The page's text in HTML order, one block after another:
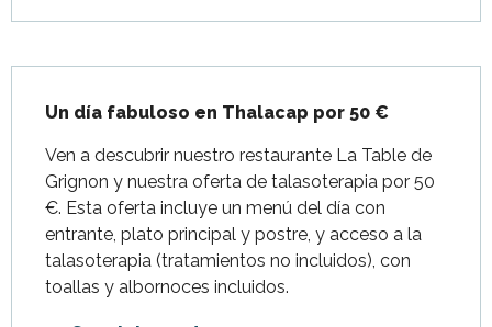
Un día fabuloso en Thalacap por 50 €
Ven a descubrir nuestro restaurante La Table de
Grignon y nuestra oferta de talasoterapia por 50
€. Esta oferta incluye un menú del día con
entrante, plato principal y postre, y acceso a la
talasoterapia (tratamientos no incluidos), con
toallas y albornoces incluidos.